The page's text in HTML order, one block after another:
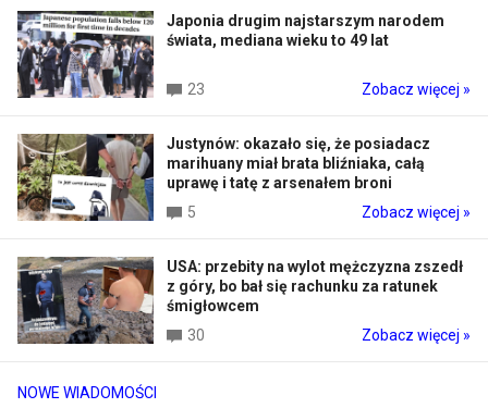
NOWE WIADOMOŚCI
Japonia drugim najstarszym narodem
świata, mediana wieku to 49 lat
23 Zobacz więcej »
Justynów: okazało się, że posiadacz
marihuany miał brata bliźniaka, całą
uprawę i tatę z arsenałem broni
5
Zobacz więcej »
USA: przebity na wylot mężczyzna zszedł
z góry, bo bał się rachunku za ratunek
śmigłowcem
30
Zobacz więcej »